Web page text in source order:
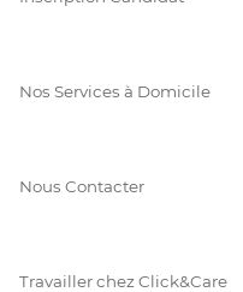
Nos Services à Domicile
Nous Contacter
Travailler chez Click&Care